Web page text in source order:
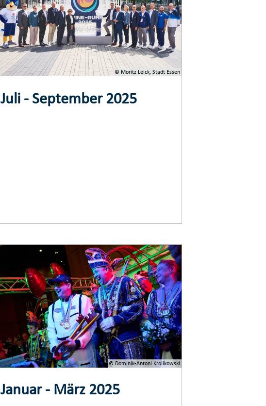
© Moritz Leick, Stadt Essen
Juli - September 2025
© Dominik-Antoni Krolikowski
Januar - März 2025